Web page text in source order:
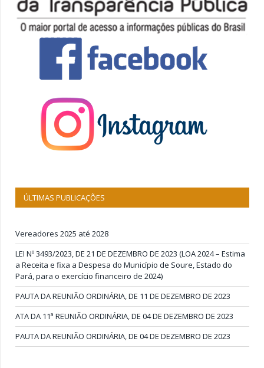
ÚLTIMAS PUBLICAÇÕES
Vereadores 2025 até 2028
LEI Nº 3493/2023, DE 21 DE DEZEMBRO DE 2023 (LOA 2024 – Estima
a Receita e fixa a Despesa do Município de Soure, Estado do
Pará, para o exercício financeiro de 2024)
PAUTA DA REUNIÃO ORDINÁRIA, DE 11 DE DEZEMBRO DE 2023
ATA DA 11ª REUNIÃO ORDINÁRIA, DE 04 DE DEZEMBRO DE 2023
PAUTA DA REUNIÃO ORDINÁRIA, DE 04 DE DEZEMBRO DE 2023